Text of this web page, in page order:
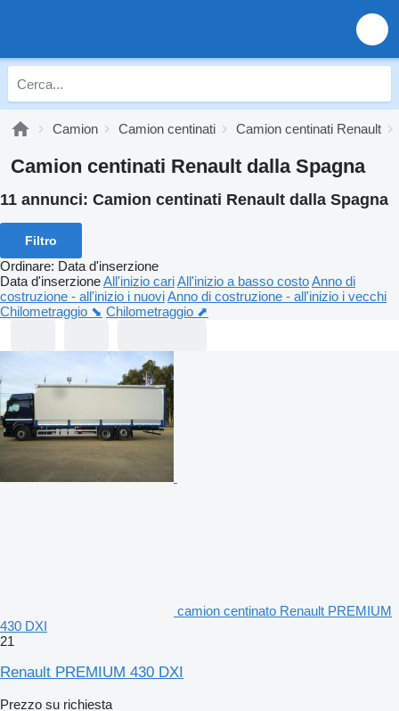
Camion Camion centinati Camion centinati Renault
Camion centinati Renault dalla Spagna
11 annunci: Camion centinati Renault dalla Spagna
Filtro
Ordinare: Data d'inserzione
Data d'inserzioneAll'inizio cariAll'inizio a basso costoAnno di
costruzione - all'inizio i nuoviAnno di costruzione - all'inizio i vecchi
Chilometraggio ⬊ Chilometraggio ⬈
camion centinato Renault PREMIUM
430 DXI
21
Renault PREMIUM 430 DXI
Prezzo su richiesta